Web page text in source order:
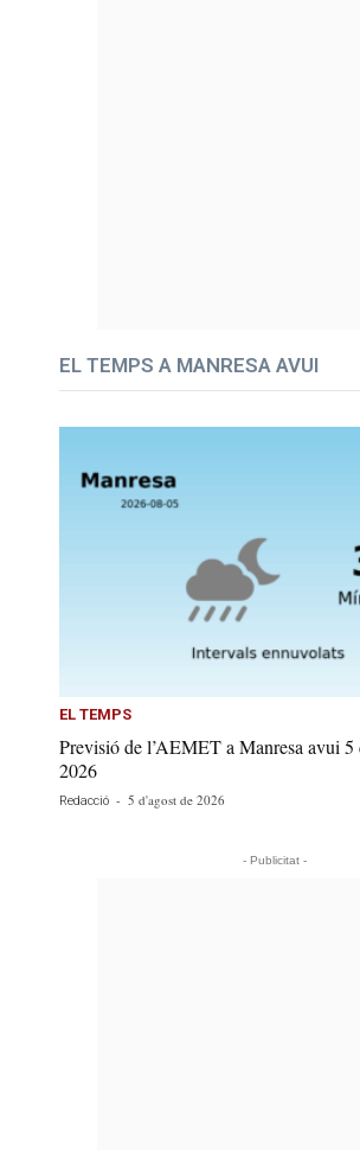
EL TEMPS A MANRESA AVUI
EL TEMPS
Previsió de l’AEMET a Manresa avui 5
2026
Redacció - 5 d'agost de 2026
- Publicitat -